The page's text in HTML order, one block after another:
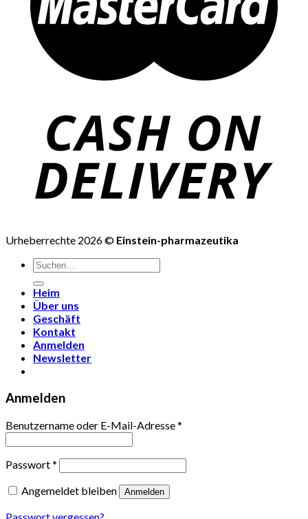
Urheberrechte 2026 © Einstein-pharmazeutika
Suchen
nach:
Heim
Über uns
Geschäft
Kontakt
Anmelden
Newsletter
Anmelden
Benutzername oder E-Mail-Adresse*
Passwort*
Angemeldet bleiben
Anmelden